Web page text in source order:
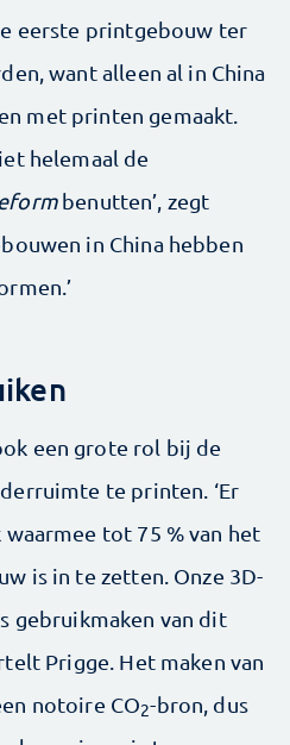
eerste printgebouw ter
want alleen al in China
met printen gemaakt.
helemaal de
benutten’, zegt
in China hebben
een grote rol bij de
te printen. ‘Er
tot 75 % van het
is in te zetten. Onze 3D-
gebruikmaken van dit
Prigge. Het maken van
notoire CO2-bron, dus